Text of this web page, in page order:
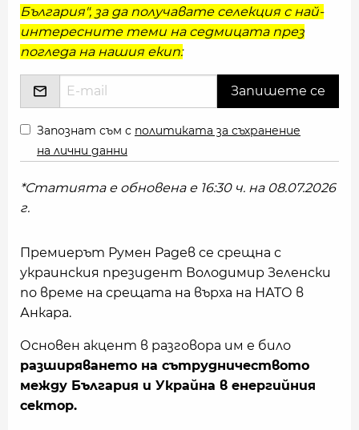
България", за да получавате селекция с най-
интересните теми на седмицата през
погледа на нашия екип:
Запознат съм с политиката за съхранение
на лични данни
*Статията е обновена е 16:30 ч. на 08.07.2026
г.
Премиерът Румен Радев се срещна с
украинския президент Володимир Зеленски
по време на срещата на върха на НАТО в
Анкара.
Основен акцент в разговора им е било
разширяването на сътрудничеството
между България и Украйна в енергийния
сектор.